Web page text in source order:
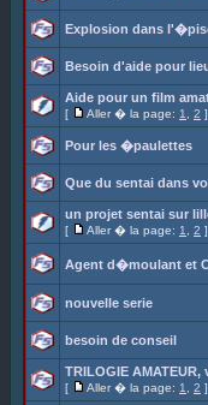
Explosion dans
Besoin d'aide pour
Aide pour un film
[ Aller � la page: 1 2 ]
Pour les �paulettes
Que du sentai dans
un projet sentai sur
[ Aller � la page: 1 2 ]
Agent d�moulant et
nouvelle serie
besoin de conseil
TRILOGIE
[ Aller � la page: 1 2 ]